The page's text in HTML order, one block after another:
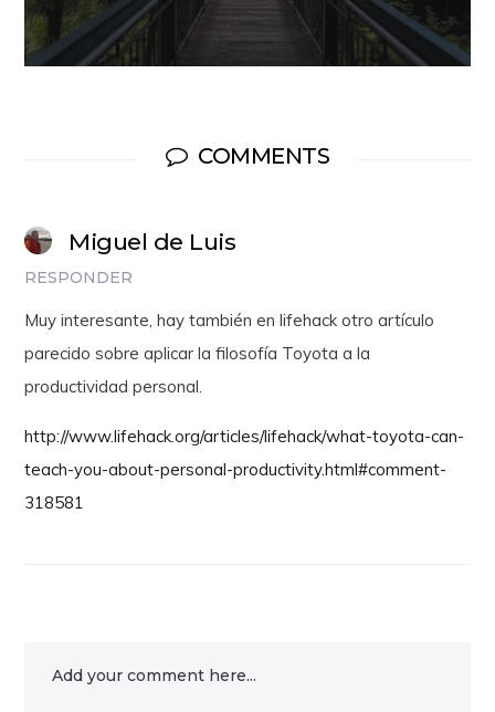
COMMENTS
Miguel de Luis
RESPONDER
Muy interesante, hay también en lifehack otro artículo
parecido sobre aplicar la filosofía Toyota a la
productividad personal.
http://www.lifehack.org/articles/lifehack/what-toyota-can-
teach-you-about-personal-productivity.html#comment-
318581